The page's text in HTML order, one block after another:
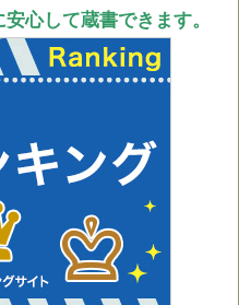
心して蔵書できます。